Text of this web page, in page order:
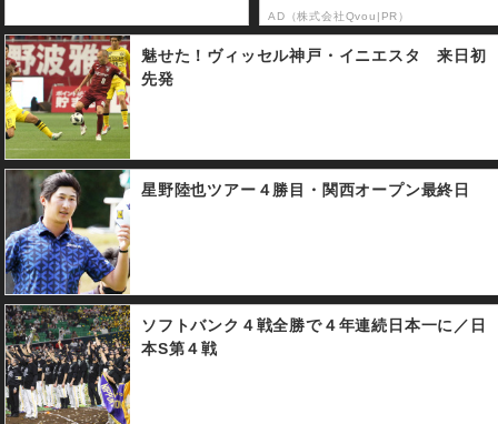
AD（株式会社Qvou|PR）
魅せた！ヴィッセル神戸・イニエスタ 来日初
先発
星野陸也ツアー４勝目・関西オープン最終日
ソフトバンク４戦全勝で４年連続日本一に／日
本S第４戦